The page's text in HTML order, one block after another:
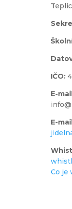
IČO:
E-
E-
Co je